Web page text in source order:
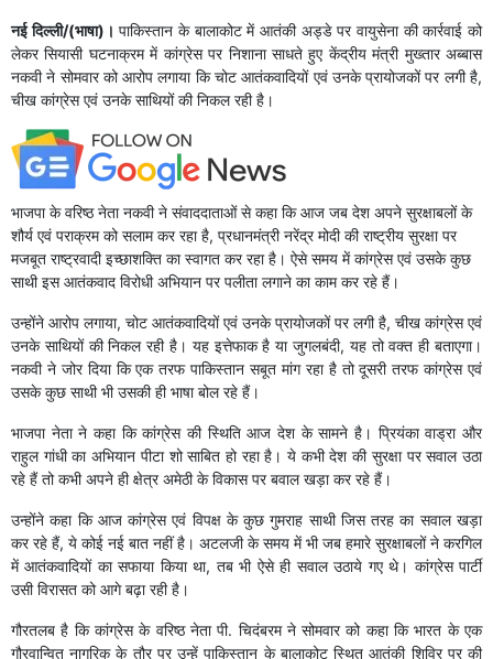
नई दिल्ली/(भाषा)। पाकिस्तान के बालाकोट में आतंकी अड्डे पर वायुसेना की कार्रवाई को
लेकर सियासी घटनाक्रम में कांग्रेस पर निशाना साधते हुए केंद्रीय मंत्री मुख्तार अब्बास
नकवी ने सोमवार को आरोप लगाया कि चोट आतंकवादियों एवं उनके प्रायोजकों पर लगी है,
चीख कांग्रेस एवं उनके साथियों की निकल रही है।
भाजपा के वरिष्ठ नेता नकवी ने संवाददाताओं से कहा कि आज जब देश अपने सुरक्षाबलों के
शौर्य एवं पराक्रम को सलाम कर रहा है, प्रधानमंत्री नरेंद्र मोदी की राष्ट्रीय सुरक्षा पर
मजबूत राष्ट्रवादी इच्छाशक्ति का स्वागत कर रहा है। ऐसे समय में कांग्रेस एवं उसके कुछ
साथी इस आतंकवाद विरोधी अभियान पर पलीता लगाने का काम कर रहे हैं।
उन्होंने आरोप लगाया, चोट आतंकवादियों एवं उनके प्रायोजकों पर लगी है, चीख कांग्रेस एवं
उनके साथियों की निकल रही है। यह इत्तेफाक है या जुगलबंदी, यह तो वक्त ही बताएगा।
नकवी ने जोर दिया कि एक तरफ पाकिस्तान सबूत मांग रहा है तो दूसरी तरफ कांग्रेस एवं
उसके कुछ साथी भी उसकी ही भाषा बोल रहे हैं।
भाजपा नेता ने कहा कि कांग्रेस की स्थिति आज देश के सामने है। प्रियंका वाड्रा और
राहुल गांधी का अभियान पीटा शो साबित हो रहा है। ये कभी देश की सुरक्षा पर सवाल उठा
रहे हैं तो कभी अपने ही क्षेत्र अमेठी के विकास पर बवाल खड़ा कर रहे हैं।
उन्होंने कहा कि आज कांग्रेस एवं विपक्ष के कुछ गुमराह साथी जिस तरह का सवाल खड़ा
कर रहे हैं, ये कोई नई बात नहीं है। अटलजी के समय में भी जब हमारे सुरक्षाबलों ने करगिल
में आतंकवादियों का सफाया किया था, तब भी ऐसे ही सवाल उठाये गए थे। कांग्रेस पार्टी
उसी विरासत को आगे बढ़ा रही है।
गौरतलब है कि कांग्रेस के वरिष्ठ नेता पी. चिदंबरम ने सोमवार को कहा कि भारत के एक
गौरवान्वित नागरिक के तौर पर उन्हें पाकिस्तान के बालाकोट स्थित आतंकी शिविर पर की